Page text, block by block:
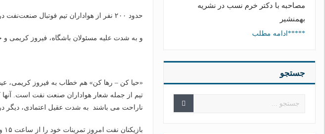
حدود ۲۰۰ نفر از هواداران تیم فوتبال صنعت‌نفت در محل تمرین حضور پیدا کرده
و به شدت علیه مسئولان باشگاه، فیروز کریمی و
«حیا کن – رها کن» هم خطاب به فیروز کریمی،
تیم از جمله شعار هواداران صنعت نفت است. آنها
ناراحت می باشند به شدت عقیل اعتمادی، دیگر
مصاحبه با دکتر خرم نسب در نشریه
بهمنشیر
*****ادامه مطلب
جستجو